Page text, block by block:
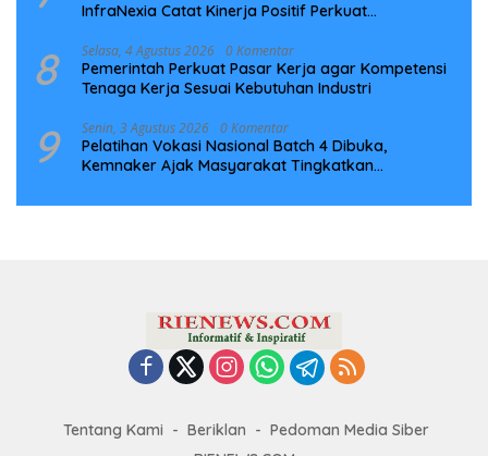
InfraNexia Catat Kinerja Positif Perkuat
8 Selasa, 4 Agustus 2026 0 Komentar
Pemerintah Perkuat Pasar Kerja agar Kompetensi
Tenaga Kerja Sesuai Kebutuhan Industri
9 Senin, 3 Agustus 2026 0 Komentar
Pelatihan Vokasi Nasional Batch 4 Dibuka,
Kemnaker Ajak Masyarakat Tingkatkan
Tentang Kami Beriklan
Pedoman Media Siber